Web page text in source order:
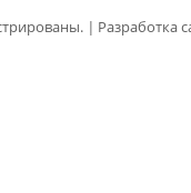
| Разработка